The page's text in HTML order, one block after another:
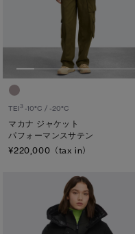
TEI3 -10°C / -20°C
マカナ ジャケット
パフォーマンスサテン
¥220,000（tax in）